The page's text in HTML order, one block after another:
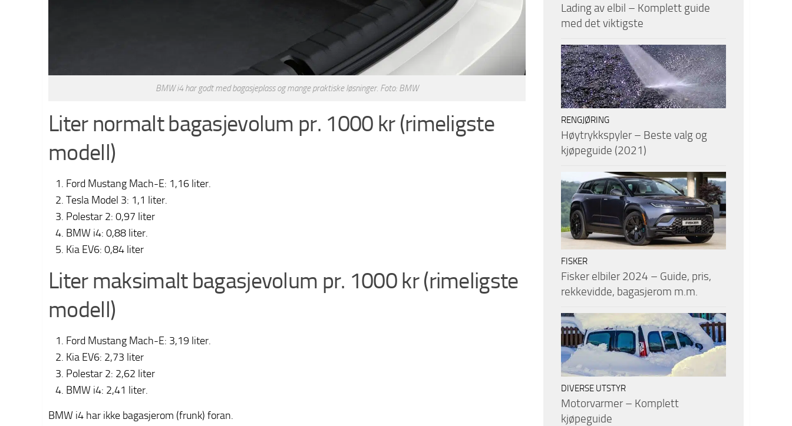
BMW i4 har godt med bagasjeplass og mange praktiske løsninger. Foto: BMW
Liter normalt bagasjevolum pr. 1000 kr (rimeligste
modell)
Ford Mustang Mach-E: 1,16 liter.
Tesla Model 3: 1,1 liter.
Polestar 2: 0,97 liter
BMW i4: 0,88 liter.
Kia EV6: 0,84 liter
Liter maksimalt bagasjevolum pr. 1000 kr (rimeligste
modell)
Ford Mustang Mach-E: 3,19 liter.
Kia EV6: 2,73 liter
Polestar 2: 2,62 liter
BMW i4: 2,41 liter.
BMW i4 har ikke bagasjerom (frunk) foran.
Lading av elbil – Komplett guide
med det viktigste
RENGJØRING
Høytrykkspyler – Beste valg og
kjøpeguide (2021)
FISKER
Fisker elbiler 2024 – Guide, pris,
rekkevidde, bagasjerom m.m.
DIVERSE UTSTYR
Motorvarmer – Komplett
kjøpeguide